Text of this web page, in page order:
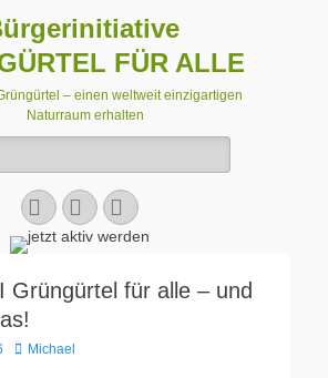
FÜR ALLE
– einen weltweit einzigartigen
Naturraum erhalten
Facebook
E-
Mail
Instagram
Grüngürtel für alle – und
AutorMichael